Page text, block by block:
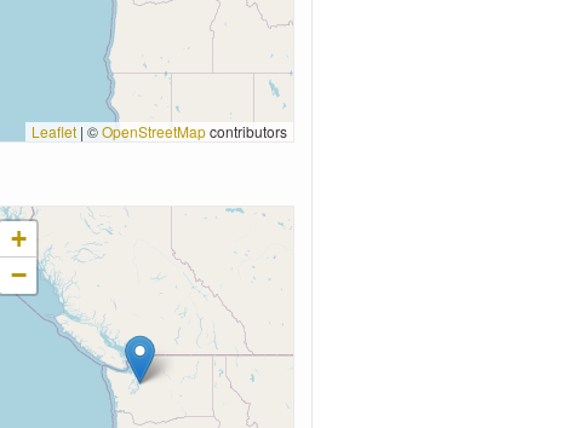
Leaflet | ©OpenStreetMapcontributors
+
−